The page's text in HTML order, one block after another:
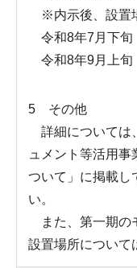
※内示後、設置
令和8年7月下
令和8年9月上
5 その他
詳細については
ュメント等活用
ついて」に掲載し
い。
また、第一期の
設置場所について